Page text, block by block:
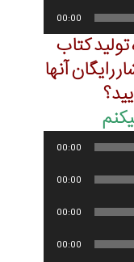
00:00
تولید کتاب
رایگان آنها
00:00
00:00
00:00
00:00